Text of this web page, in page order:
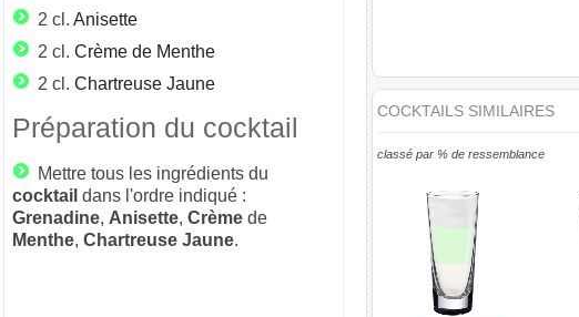
2 cl. Anisette
2 cl. Crème de Menthe
2 cl. Chartreuse Jaune
Préparation du cocktail
Mettre tous les ingrédients du
cocktail dans l'ordre indiqué :
Grenadine, Anisette, Crème de
Menthe, Chartreuse Jaune.
COCKTAILS SIMILAIRES
classé par % de ressemblance